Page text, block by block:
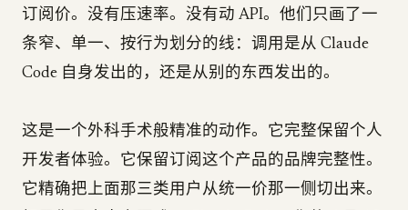
订阅价。没有压速率。没有动 API。他们只画了一
条窄、单一、按行为划分的线：调用是从 Claude
Code 自身发出的，还是从别的东西发出的。
这是一个外科手术般精准的动作。它完整保留个人
开发者体验。它保留订阅这个产品的品牌完整性。
它精确把上面那三类用户从统一价那一侧切出来。